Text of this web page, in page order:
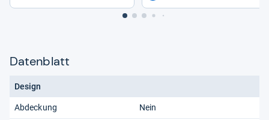
Datenblatt
Design
Abdeckung Nein